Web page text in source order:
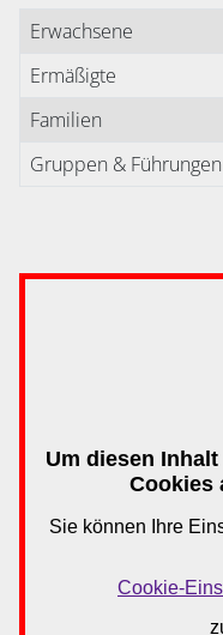
Erwachsene
Ermäßigte
Familien
Gruppen & Führungen